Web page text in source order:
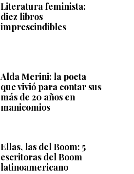
Literatura feminista:
diez libros
imprescindibles
Alda Merini: la poeta
que vivió para contar sus
más de 20 años en
manicomios
Ellas, las del Boom: 5
escritoras del Boom
latinoamericano